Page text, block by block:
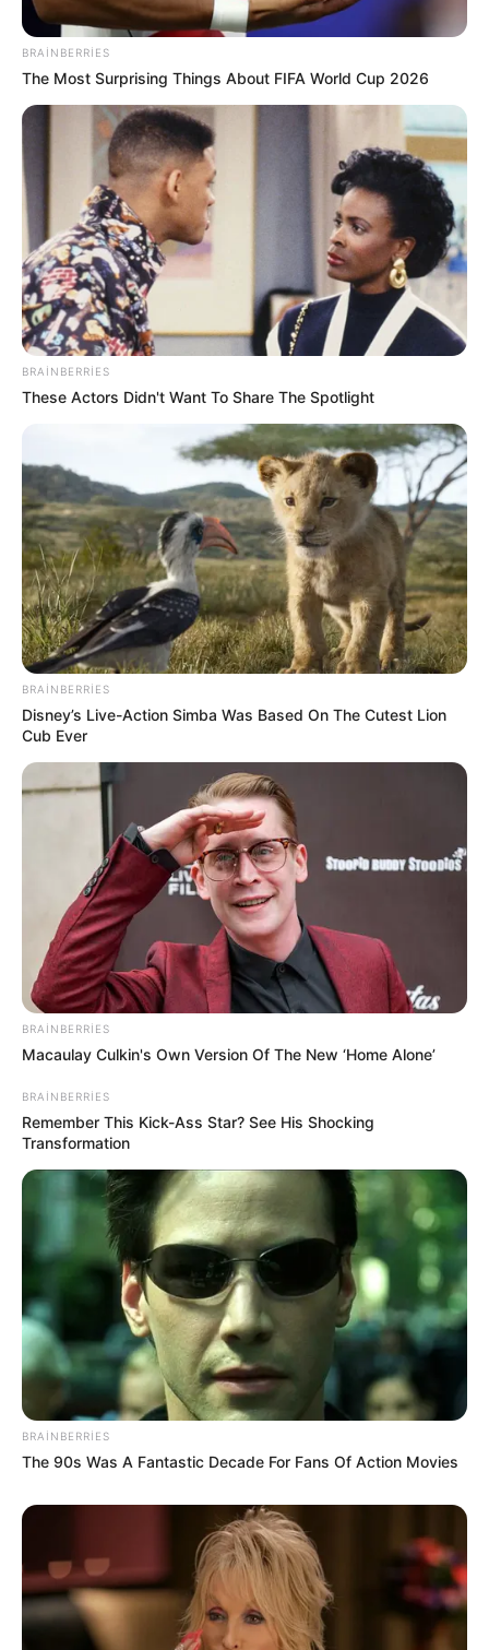
16:55 / 06 Avqust 2026 CƏMİYYƏT
Dövlət dəstəyi almaq istəyən özəl
bağçalar üçünşərt açıqlandı
71 0 0
16:40 / 06 Avqust 2026
Kiberhücumçular brauzer yeniləməsi adı
virus yayırlar
81
16:15 / 06 Avqust 2026 SİYASƏT
Prezidentin Fərmanı ilə gömrükdə YENİ
MƏRHƏLƏ: Sadələşdirilmiş qaydalar
biznesə və qiymətlərə necə təsir
edəcək?
100 0 0
16:15 / 06 Avqust 2026 CƏMİYYƏT
BRAINBERRIES
The Most Surprising Things About FIFA World Cup 2026
BRAINBERRIES
These Actors Didn't Want To Share The Spotlight
BRAINBERRIES
Disney’s Live-Action Simba Was Based On The Cutest Lion
Cub Ever
BRAINBERRIES
Macaulay Culkin's Own Version Of The New ‘Home Alone’
BRAINBERRIES
Remember This Kick-Ass Star? See His Shocking
Transformation
BRAINBERRIES
The 90s Was A Fantastic Decade For Fans Of Action Movies